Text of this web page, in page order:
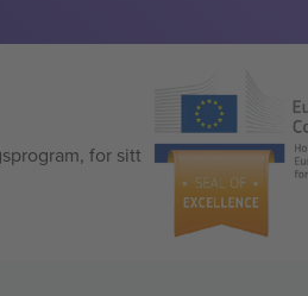
for sitt